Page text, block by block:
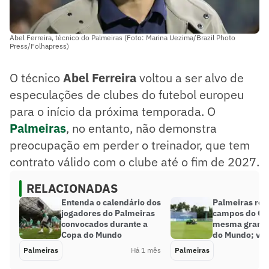
Abel Ferreira, técnico do Palmeiras (Foto: Marina Uezima/Brazil Photo
Press/Folhapress)
O técnicoAbel Ferreiravoltou a ser alvo de
especulações de clubes do futebol europeu
para o início da próxima temporada. O
Palmeiras, no entanto, não demonstra
preocupação em perder o treinador, que tem
contrato válido com o clube até o fim de 2027.
RELACIONADAS
Entenda o calendário dos
jogadores do Palmeiras
convocados durante a
Copa do Mundo
Palmeiras Há 1 mês
Palmeiras
campos do
mesma
do Mundo;
Palmeiras